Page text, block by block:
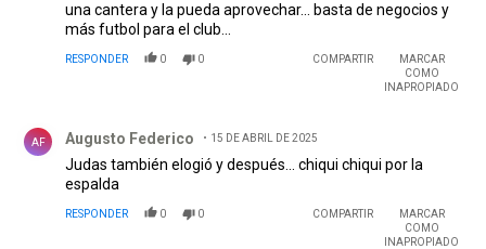
una cantera y la pueda aprovechar... basta de negocios y
más futbol para el club...
RESPONDER 0 0 COMPARTIR
MARCAR
COMO
INAPROPIADO
AF Augusto Federico 15 DE ABRIL DE 2025
Judas también elogió y después... chiqui chiqui por la
espalda
RESPONDER 0 0 COMPARTIR
MARCAR
COMO
INAPROPIADO